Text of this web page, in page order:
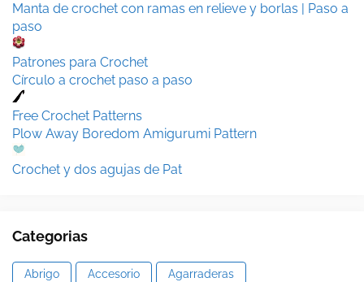
Manta de crochet con ramas en relieve y borlas | Paso a
paso
Patrones para Crochet
Círculo a crochet paso a paso
Free Crochet Patterns
Plow Away Boredom Amigurumi Pattern
Crochet y dos agujas de Pat
Categorias
Abrigo Accesorio Agarraderas